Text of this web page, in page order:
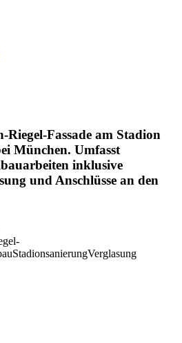
Riegel-Fassade am Stadion
München. Umfasst
inklusive
und Anschlüsse an den
StadionsanierungVerglasung